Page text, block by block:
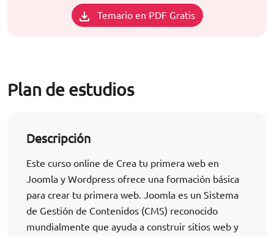
Temario en PDF Gratis
Plan de estudios
Descripción
Este curso online de Crea tu primera web en
Joomla y Wordpress ofrece una formación básica
para crear tu primera web. Joomla es un Sistema
de Gestión de Contenidos (CMS) reconocido
mundialmente que ayuda a construir sitios web y